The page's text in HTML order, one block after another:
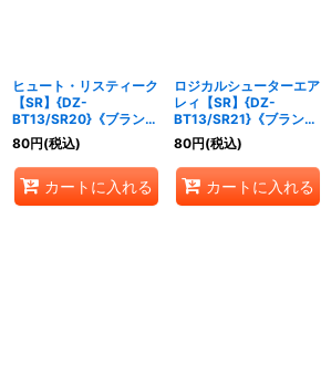
ヒュート・リスティーク
【SR】{DZ-
BT13/SR20}《ブラント
ゲート》
80円(税込)
カートに入れる
ロジカルシューターエア
レィ【SR】{DZ-
BT13/SR21}《ブラント
ゲート》
80円(税込)
カートに入れる